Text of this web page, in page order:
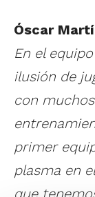
Óscar
En el
ilusión de
con
primer
plasma en
que